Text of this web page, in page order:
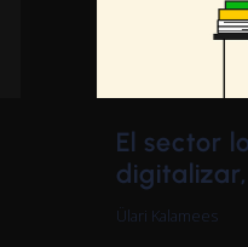
El sector
Ülari Kalamees